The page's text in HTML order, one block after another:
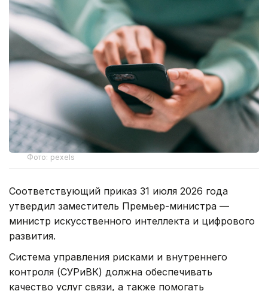
Фото: pexels
Соответствующий приказ 31 июля 2026 года
утвердил заместитель Премьер-министра —
министр искусственного интеллекта и цифрового
развития.
Система управления рисками и внутреннего
контроля (СУРиВК) должна обеспечивать
качество услуг связи, а также помогать